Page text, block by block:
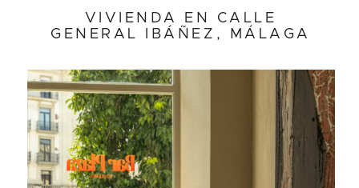
VIVIENDA EN CALLE
GENERAL IBÁÑEZ, MÁLAGA